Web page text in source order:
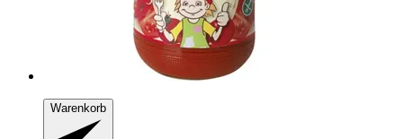
Warenkorb